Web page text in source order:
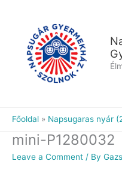
Főoldal Napsugaras nyár
mini-P1280032
Leave a Comment / By